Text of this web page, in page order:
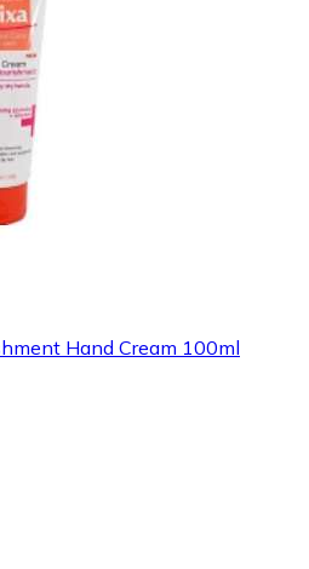
Hand Cream 100ml